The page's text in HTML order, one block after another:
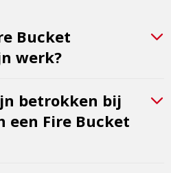
Bucket
werk?
betrokken bij
een Fire Bucket